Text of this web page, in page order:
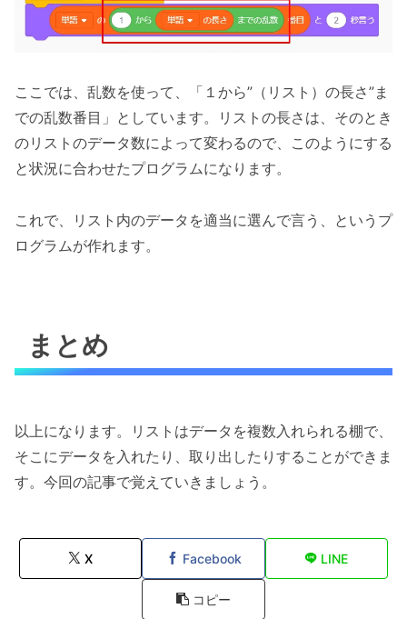
ここでは、乱数を使って、「１から”（リスト）の長さ”ま
での乱数番目」としています。リストの長さは、そのとき
のリストのデータ数によって変わるので、このようにする
と状況に合わせたプログラムになります。
これで、リスト内のデータを適当に選んで言う、というプ
ログラムが作れます。
まとめ
以上になります。リストはデータを複数入れられる棚で、
そこにデータを入れたり、取り出したりすることができま
す。今回の記事で覚えていきましょう。
X Facebook LINE
コピー